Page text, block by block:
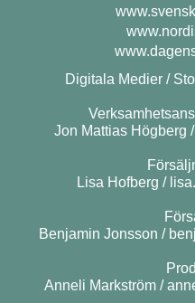
Digitala Medier /
Jon Mattias Högberg /
Lisa Hofberg /
Benjamin Jonsson /
Anneli Markström /